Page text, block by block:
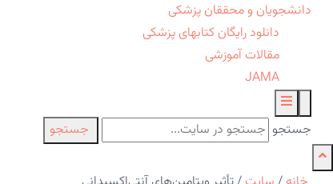
دانشجویان و محققان پزشکی
دانلود رایگان کتابهای پزشکی
مقالات آموزشی
JAMA
جستجو جستجو